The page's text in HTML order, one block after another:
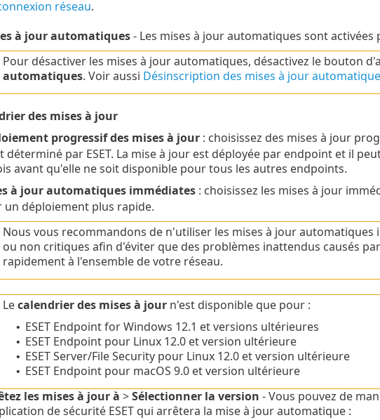
réseau.
à jour automatiques- Les mises à jour automatiques sont activées
Pour désactiver les mises à jour automatiques, désactivez le bouton
automatiques. Voir aussi Désinscription des mises à jour
des mises à jour
progressif des mises à jour: choisissez des mises à jour
déterminé par ESET. La mise à jour est déployée par endpoint et il
avant qu'elle ne soit disponible pour tous les autres endpoints.
à jour automatiques immédiates: choisissez les mises à jour
un déploiement plus rapide.
Nous vous recommandons de n'utiliser les mises à jour
ou non critiques afin d'éviter que des problèmes inattendus causés
rapidement à l'ensemble de votre réseau.
Lecalendrier des mises à journ'est disponible que pour :
• ESET Endpoint for Windows 12.1 et versions ultérieures
• ESET Endpoint pour Linux 12.0 et version ultérieure
• ESET Server/File Security pour Linux 12.0 et version ultérieure
• ESET Endpoint pour macOS 9.0 et version ultérieure
les mises à jour à >Sélectionner la version - Vous pouvez de
de sécurité ESET qui arrêtera la mise à jour automatique :